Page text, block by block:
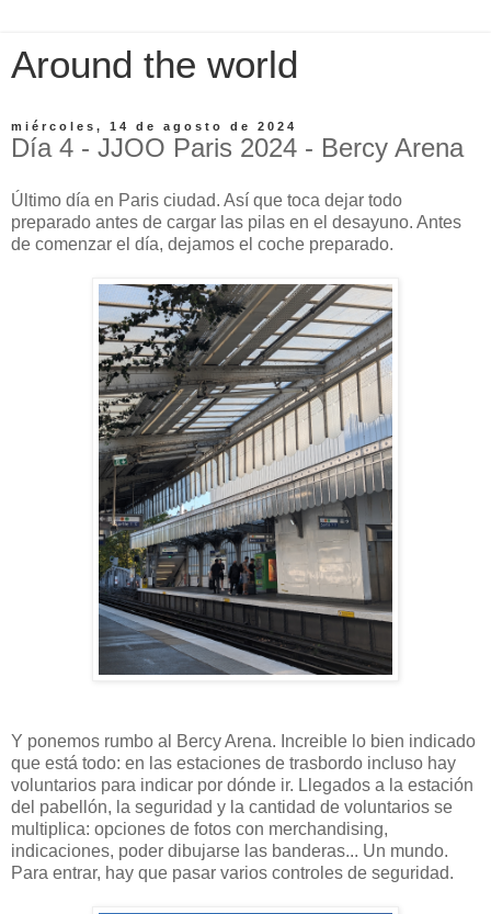
Around the world
miércoles, 14 de agosto de 2024
Día 4 - JJOO Paris 2024 - Bercy Arena
Último día en Paris ciudad. Así que toca dejar todo
preparado antes de cargar las pilas en el desayuno. Antes
de comenzar el día, dejamos el coche preparado.
Y ponemos rumbo al Bercy Arena. Increible lo bien indicado
que está todo: en las estaciones de trasbordo incluso hay
voluntarios para indicar por dónde ir. Llegados a la estación
del pabellón, la seguridad y la cantidad de voluntarios se
multiplica: opciones de fotos con merchandising,
indicaciones, poder dibujarse las banderas... Un mundo.
Para entrar, hay que pasar varios controles de seguridad.